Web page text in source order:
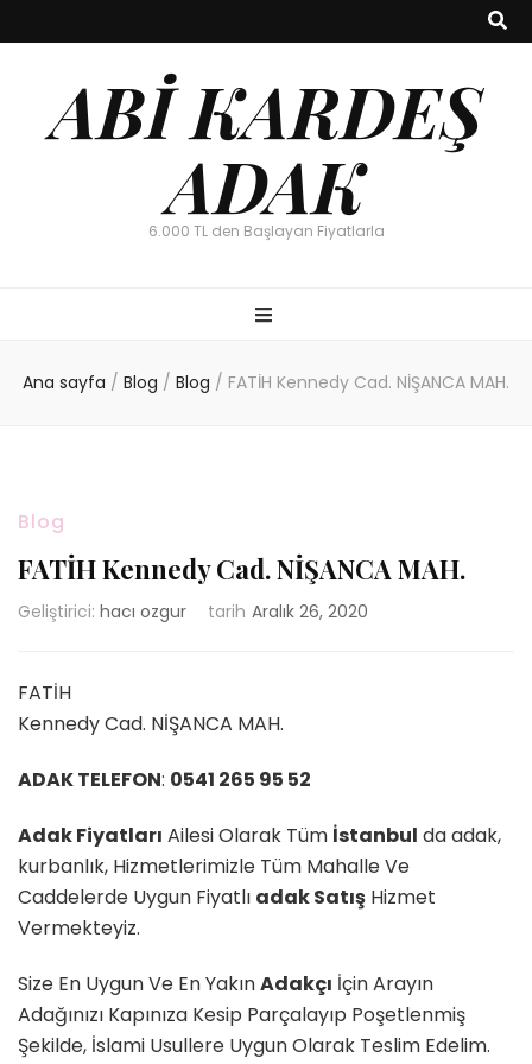
ABİ KARDEŞ
ADAK
6.000 TL den Başlayan Fiyatlarla
Ana sayfa / Blog / Blog / FATİH Kennedy Cad. NİŞANCA MAH.
Blog
FATİH Kennedy Cad. NİŞANCA MAH.
Geliştirici: hacı ozgur tarih Aralık 26, 2020
FATİH
Kennedy Cad. NİŞANCA MAH.
ADAK TELEFON: 0541 265 95 52
Adak Fiyatları Ailesi Olarak Tüm İstanbul da adak,
kurbanlık, Hizmetlerimizle Tüm Mahalle Ve
Caddelerde Uygun Fiyatlı adak Satış Hizmet
Vermekteyiz.
Size En Uygun Ve En YakınAdakçı İçin Arayın
Adağınızı Kapınıza Kesip Parçalayıp Poşetlenmiş
Şekilde, İslami Usullere Uygun Olarak Teslim Edelim.